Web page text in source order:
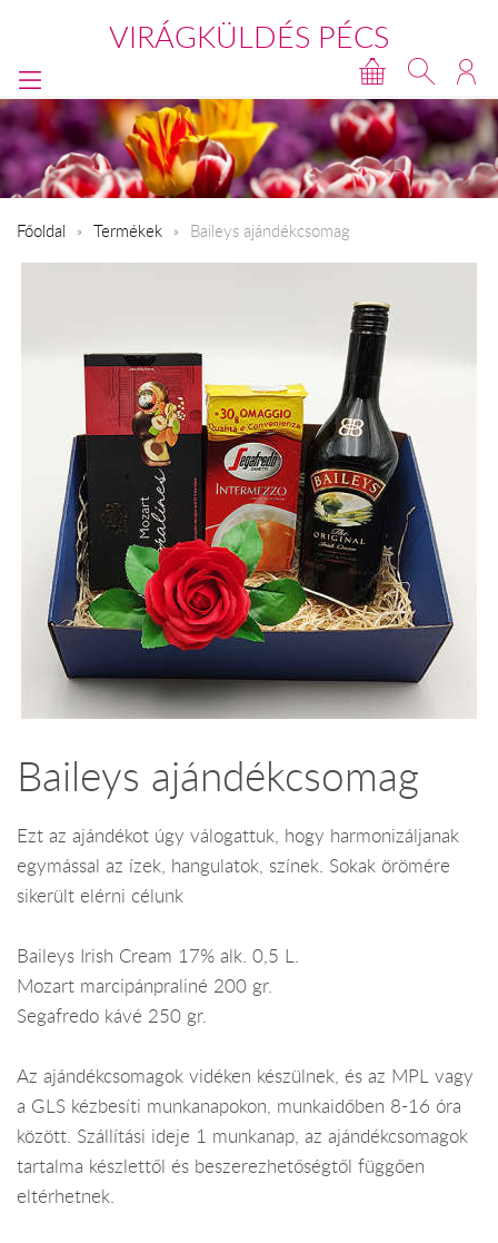
VIRÁGKÜLDÉS PÉCS
Főoldal Termékek Baileys ajándékcsomag
Baileys ajándékcsomag
Ezt az ajándékot úgy válogattuk, hogy harmonizáljanak
egymással az ízek, hangulatok, színek. Sokak örömére
sikerült elérni célunk
Baileys Irish Cream 17% alk. 0,5 L.
Mozart marcipánpraliné 200 gr.
Segafredo kávé 250 gr.
Az ajándékcsomagok vidéken készülnek, és az MPL vagy
a GLS kézbesíti munkanapokon, munkaidőben 8-16 óra
között. Szállítási ideje 1 munkanap, az ajándékcsomagok
tartalma készlettől és beszerezhetőségtől függően
eltérhetnek.